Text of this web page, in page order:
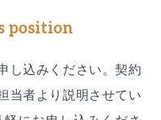
position
し込みください。契約
当者より説明させてい